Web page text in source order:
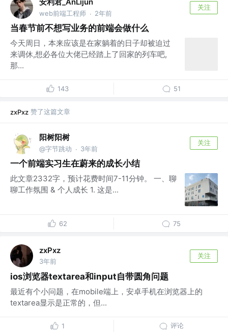
web前端工程师 · 2年前
关注
当春节前不想写业务的前端会做什么
今天周日，本来应该是在家躺着的日子却被迫过
来调休,想必各位大佬已经踏上了回家的列车吧,
那...
143 51
zxPxz 赞了这篇文章
阳树阳树
@字节跳动 · 3年前
关注
一个前端实习生在蔚来的成长小结
此文章2332字，预计花费时间7-11分钟。 一、聊
聊工作氛围 & 个人成长 1. 这是...
62 75
zxPxz
3年前
关注
ios浏览器textarea和input自带圆角问题
最近有个小问题，在mobile端上，安卓手机在浏览器上的
textarea显示是正常的，但...
1 评论